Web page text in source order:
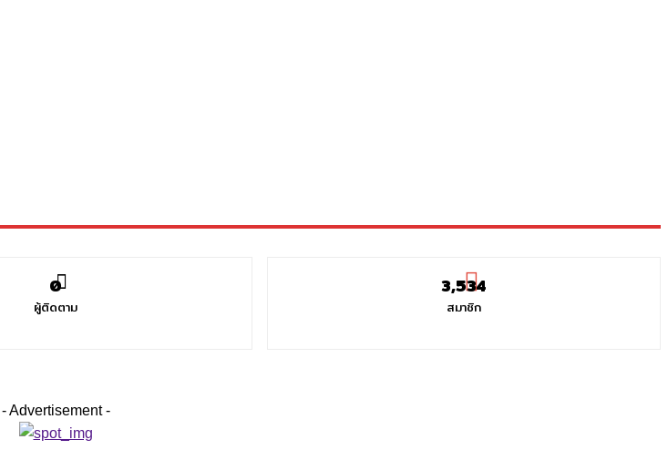
0
ผู้ติดตาม
3,534
สมาชิก
- Advertisement -